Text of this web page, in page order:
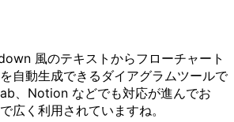
風のテキストからフローチャート
自動生成できるダイアグラムツールで
、Notion などでも対応が進んでお
広く利用されていますね。